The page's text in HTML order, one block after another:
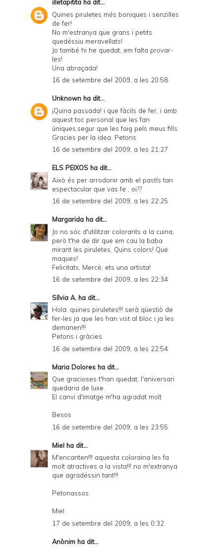
illetapitita ha dit...
Quines piruletes més boniques i senzilles
de fer!
No m'estranya que grans i petits
quedéssiu meravellats!
Jo també hi he quedat, em falta provar-
les!
Una abraçada!
16 de setembre del 2009, a les 20:58
Unknown ha dit...
¡Quina passada! i que fàcils de fer, i amb
aquest toc personal que les fan
úniques,segur que les faig pels meus fills.
Gracies per la idea. Petons
16 de setembre del 2009, a les 21:27
ELS PEIXOS ha dit...
Això és per arrodonir amb el pastís tan
espectacular que vas fe , oi??
16 de setembre del 2009, a les 22:25
Margarida ha dit...
Jo no sóc d'utilitzar colorants a la cuina,
però t'he de dir que em cau la baba
mirant les piruletes. Quins colors! Que
maques!
Felicitats, Mercè, ets una artista!
16 de setembre del 2009, a les 22:34
Sílvia A. ha dit...
Hola: quines piruletes!!! serà qüestiò de
fer-les ja que les han vist al bloc i ja les
demanen!!!
Petons i gràcies
16 de setembre del 2009, a les 22:54
Maria Dolores ha dit...
Que gracioses t'han quedat, l'aniversari
quedaria de luxe.
El canvi d'imatge m'ha agradat molt
Besos
16 de setembre del 2009, a les 23:55
Miel ha dit...
M'encanten!!! aquesta coloraina les fa
molt atractives a la vista!!! no m'extranya
que agradéssin tant!!!
Petonassos
Miel
17 de setembre del 2009, a les 0:32
Anònim ha dit...